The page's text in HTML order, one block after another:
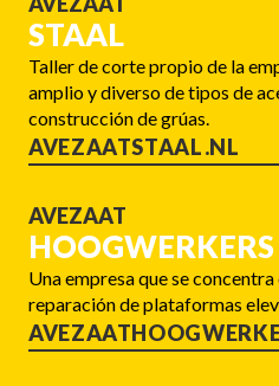
STAAL
Taller de corte propio de la
amplio y diverso de tipos de
construcción de grúas.
AVEZAATSTAAL.NL
AVEZAAT
HOOGWERKERS
Una empresa que se
reparación de plataformas